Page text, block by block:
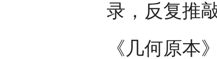
录，反复推
《几何原本